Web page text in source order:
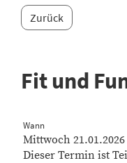
Zurück
Fit und
Wann
Mittwoch 21.01.2026
Dieser Termin ist